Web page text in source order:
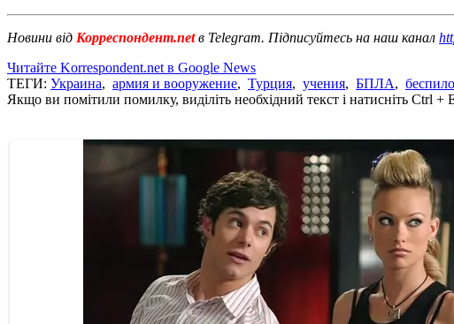
Новини від Корреспондент.netв Telegram. Підписуйтесь на наш канал
Читайте Korrespondent.net в Google News
ТЕГИ: Украина, армия и вооружение, Турция, учения, БПЛА,
Якщо ви помітили помилку, виділіть необхідний текст і натисніть Ctrl